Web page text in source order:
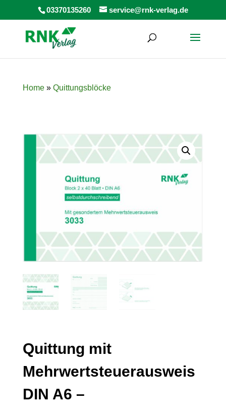
03370135260 service@rnk-verlag.de
Home» Quittungsblöcke
Quittung mit
Mehrwertsteuerausweis
DIN A6 –